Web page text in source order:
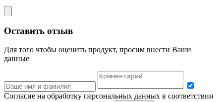
Оставить отзыв
Для того чтобы оценить продукт, просим внести Ваши
данные
Согласие на обработку персональных данных в соответствии